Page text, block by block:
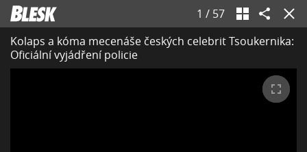
1 / 57
Kolaps a kóma mecenáše českých celebrit Tsoukernika:
Oficiální vyjádření policie